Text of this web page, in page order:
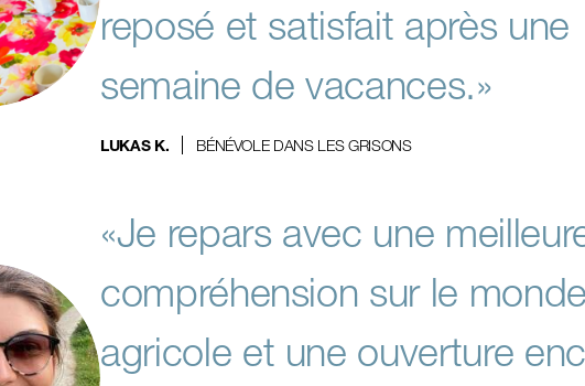
reposé et satisfait après une
semaine de vacances.»
LUKAS K. BÉNÉVOLE DANS LES GRISONS
«Je repars avec une
compréhension sur le
agricole et une ouverture